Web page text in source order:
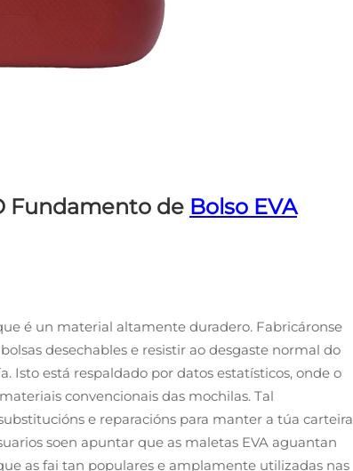
Fundamento de Bolso EVA
é un material altamente duradero. Fabricáronse
desechables e resistir ao desgaste normal do
Isto está respaldado por datos estatísticos, onde o
convencionais das mochilas. Tal
e reparacións para manter a túa carteira
soen apuntar que as maletas EVA aguantan
as fai tan populares e amplamente utilizadas nas